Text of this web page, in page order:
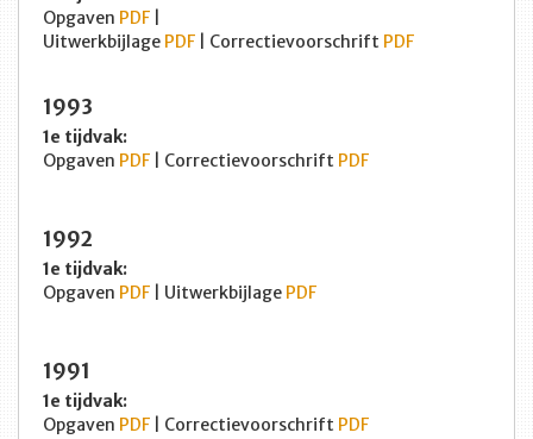
Opgaven PDF
Uitwerkbijlage PDF | Correctievoorschrift PDF
1993
1e tijdvak:
Opgaven PDF | Correctievoorschrift PDF
1992
1e tijdvak:
Opgaven PDF | Uitwerkbijlage PDF
1991
1e tijdvak:
Opgaven PDF | Correctievoorschrift PDF